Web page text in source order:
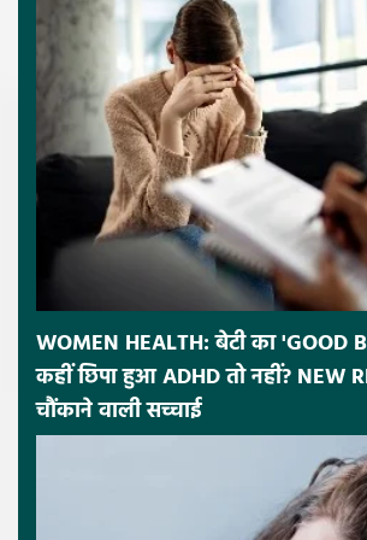
WOMEN HEALTH: बेटी का 'GOOD
कहीं छिपा हुआ ADHD तो नहीं? NEW
चौंकाने वाली सच्चाई